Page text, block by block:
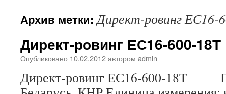
Архив метки:Директ-ровинг ЕС16-
Директ-ровинг ЕС16-600-18Т
Опубликовано 10.02.2012автором admin
Директ-ровинг ЕС16-600-18Т